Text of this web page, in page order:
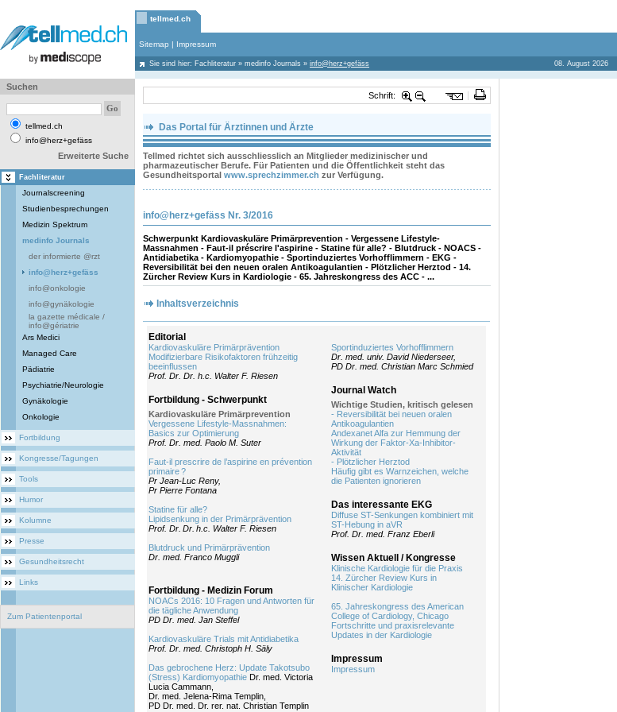
tellmed.ch
Sitemap | Impressum
Sie sind hier: Fachliteratur » medinfo Journals » info@herz+gefäss 08. August 2026
Suchen
tellmed.ch
info@herz+gefäss
Erweiterte Suche
Fachliteratur
Journalscreening
Studienbesprechungen
Medizin Spektrum
medinfo Journals
der informierte @rzt
info@herz+gefäss
info@onkologie
info@gynäkologie
la gazette médicale /
info@gériatrie
Ars Medici
Managed Care
Pädiatrie
Psychiatrie/Neurologie
Gynäkologie
Onkologie
Fortbildung
Kongresse/Tagungen
Tools
Humor
Kolumne
Presse
Gesundheitsrecht
Links
Zum Patientenportal
Schrift:
Das Portal für Ärztinnen und Ärzte
Tellmed richtet sich ausschliesslich an Mitglieder medizinischer und
pharmazeutischer Berufe. Für Patienten und die Öffentlichkeit steht das
Gesundheitsportal www.sprechzimmer.ch zur Verfügung.
info@herz+gefäss Nr. 3/2016
Schwerpunkt Kardiovaskuläre Primärprevention - Vergessene Lifestyle-
Massnahmen - Faut-il préscrire l'aspirine - Statine für alle? - Blutdruck - NOACS -
Antidiabetika - Kardiomyopathie - Sportinduziertes Vorhofflimmern - EKG -
Reversibilität bei den neuen oralen Antikoagulantien - Plötzlicher Herztod - 14.
Zürcher Review Kurs in Kardiologie - 65. Jahreskongress des ACC - ...
Inhaltsverzeichnis
Editorial
Kardiovaskuläre Primärprävention
Modifizierbare Risikofaktoren frühzeitig
beeinflussen
Prof. Dr. Dr. h.c. Walter F. Riesen
Fortbildung - Schwerpunkt
Kardiovaskuläre Primärprevention
Vergessene Lifestyle-Massnahmen:
Basics zur Optimierung
Prof. Dr. med. Paolo M. Suter
Faut-il prescrire de l’aspirine en prévention
primaire ?
Pr Jean-Luc Reny,
Pr Pierre Fontana
Statine für alle?
Lipidsenkung in der Primärprävention
Prof. Dr. Dr. h.c. Walter F. Riesen
Blutdruck und Primärprävention
Dr. med. Franco Muggli
Fortbildung - Medizin Forum
NOACs 2016: 10 Fragen und Antworten für
die tägliche Anwendung
PD Dr. med. Jan Steffel
Kardiovaskuläre Trials mit Antidiabetika
Prof. Dr. med. Christoph H. Säly
Das gebrochene Herz: Update Takotsubo
(Stress) Kardiomyopathie Dr. med. Victoria
Lucia Cammann,
Dr. med. Jelena-Rima Templin,
PD Dr. med. Dr. rer. nat. Christian Templin
Sportinduziertes Vorhofflimmern
Dr. med. univ. David Niederseer,
PD Dr. med. Christian Marc Schmied
Journal Watch
Wichtige Studien, kritisch gelesen
- Reversibilität bei neuen oralen
Antikoagulantien
Andexanet Alfa zur Hemmung der
Wirkung der Faktor-Xa-Inhibitor-
Aktivität
- Plötzlicher Herztod
Häufig gibt es Warnzeichen, welche
die Patienten ignorieren
Das interessante EKG
Diffuse ST-Senkungen kombiniert mit
ST-Hebung in aVR
Prof. Dr. med. Franz Eberli
Wissen Aktuell / Kongresse
Klinische Kardiologie für die Praxis
14. Zürcher Review Kurs in
Klinischer Kardiologie
65. Jahreskongress des American
College of Cardiology, Chicago
Fortschritte und praxisrelevante
Updates in der Kardiologie
Impressum
Impressum